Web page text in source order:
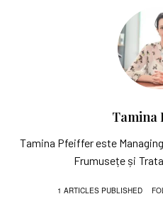
Tamina
Tamina Pfeiffer este
Frumusețe și
1 ARTICLES PUBLISHED